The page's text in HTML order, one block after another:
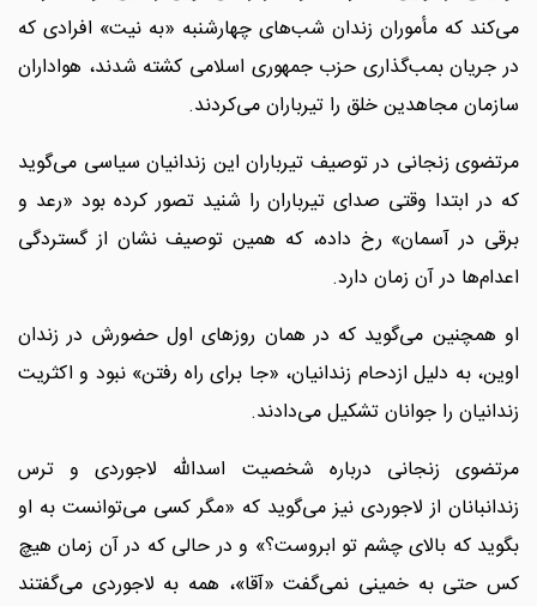
می‌کند که مأموران زندان شب‌های چهارشنبه «به نیت» افرادی که
در جریان بمب‌گذاری حزب جمهوری اسلامی کشته شدند، هواداران
سازمان مجاهدین خلق را تیرباران می‌کردند.
مرتضوی زنجانی در توصیف تیرباران این زندانیان سیاسی می‌گوید
که در ابتدا وقتی صدای تیرباران را شنید تصور کرده بود «رعد و
برقی در آسمان» رخ داده، که همین توصیف نشان از گستردگی
اعدام‌ها در آن زمان دارد.
او همچنین می‌گوید که در همان روزهای اول حضورش در زندان
اوین، به دلیل ازدحام زندانیان، «جا برای راه رفتن» نبود و اکثریت
زندانیان را جوانان تشکیل می‌دادند.
مرتضوی زنجانی درباره شخصیت اسدالله لاجوردی و ترس
زندانبانان از لاجوردی نیز می‌گوید که «مگر کسی می‌توانست به او
بگوید که بالای چشم تو ابروست؟» و در حالی که در آن زمان هیچ
کس حتی به خمینی نمی‌گفت «آقا»، همه به لاجوردی می‌گفتند